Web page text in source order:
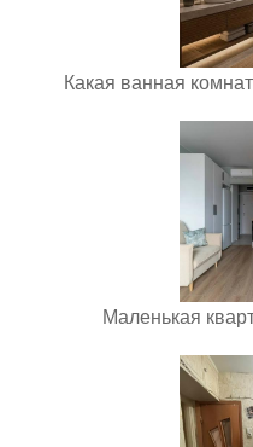
Какая ванная
Маленькая